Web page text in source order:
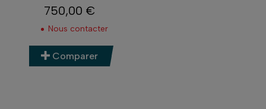
Prix
750,00 €
Nous contacter
Comparer